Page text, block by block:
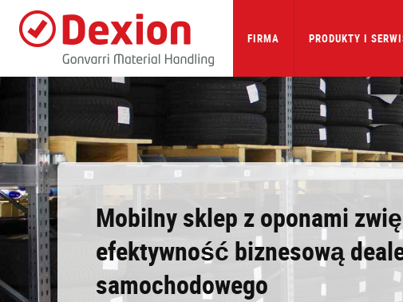
main
FIRMA PRODUKTY I
Mobilny sklep z oponami
efektywność biznesową
samochodowego